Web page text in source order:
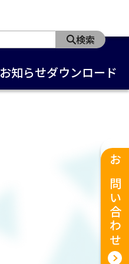
検索
お知らせダウンロード
お問い合わせ